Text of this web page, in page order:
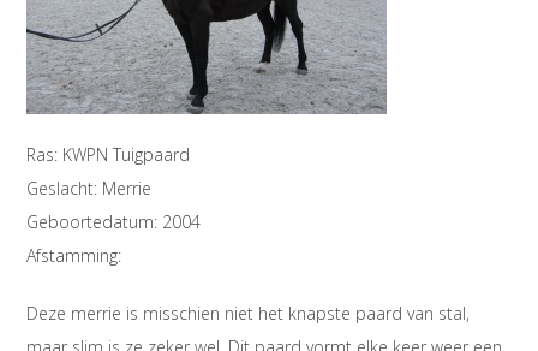
Ras: KWPN Tuigpaard
Geslacht: Merrie
Geboortedatum: 2004
Afstamming:
Deze merrie is misschien niet het knapste paard van stal,